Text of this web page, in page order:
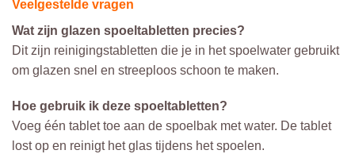
Veelgestelde vragen
Wat zijn glazen spoeltabletten precies?
Dit zijn reinigingstabletten die je in het spoelwater gebruikt
om glazen snel en streeploos schoon te maken.
Hoe gebruik ik deze spoeltabletten?
Voeg één tablet toe aan de spoelbak met water. De tablet
lost op en reinigt het glas tijdens het spoelen.